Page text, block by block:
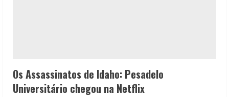
Os Assassinatos de Idaho: Pesadelo
Universitário chegou na Netflix